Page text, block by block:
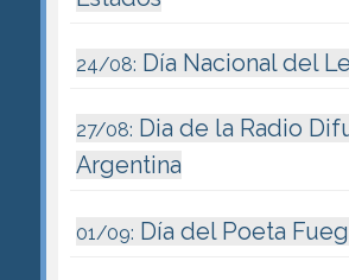
24/08: Día Nacional del
27/08: Dia de la Radio
Argentina
01/09: Día del Poeta